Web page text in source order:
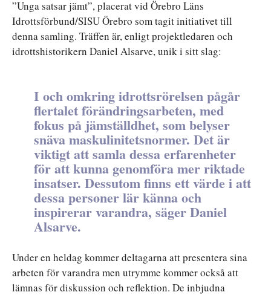
”Unga satsar jämt”, placerat vid Örebro Läns
Idrottsförbund/SISU Örebro som tagit initiativet till
denna samling. Träffen är, enligt projektledaren och
idrottshistorikern Daniel Alsarve, unik i sitt slag:
I och omkring idrottsrörelsen pågår
flertalet förändringsarbeten, med
fokus på jämställdhet, som belyser
snäva maskulinitetsnormer. Det är
viktigt att samla dessa erfarenheter
för att kunna genomföra mer riktade
insatser. Dessutom finns ett värde i att
dessa personer lär känna och
inspirerar varandra, säger Daniel
Alsarve.
Under en heldag kommer deltagarna att presentera sina
arbeten för varandra men utrymme kommer också att
lämnas för diskussion och reflektion. De inbjudna